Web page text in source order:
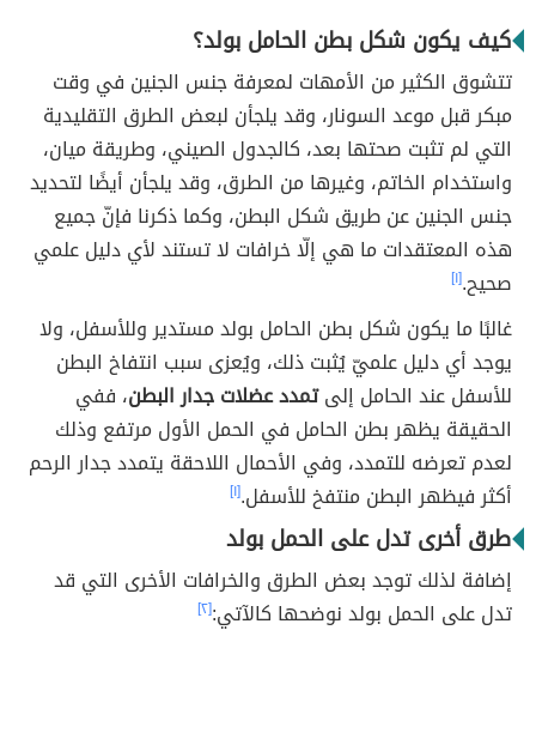
كيف يكون شكل بطن الحامل بولد؟
تتشوق الكثير من الأمهات لمعرفة جنس الجنين في وقت
مبكر قبل موعد السونار، وقد يلجأن لبعض الطرق التقليدية
التي لم تثبت صحتها بعد، كالجدول الصيني، وطريقة ميان،
واستخدام الخاتم، وغيرها من الطرق، وقد يلجأن أيضًا لتحديد
جنس الجنين عن طريق شكل البطن، وكما ذكرنا فإنّ جميع
هذه المعتقدات ما هي إلّا خرافات لا تستند لأي دليل علمي
صحيح.[١]
غالبًا ما يكون شكل بطن الحامل بولد مستدير وللأسفل، ولا
يوجد أي دليل علميّ يُثبت ذلك، ويُعزى سبب انتفاخ البطن
للأسفل عند الحامل إلىتمدد عضلات جدار البطن، ففي
الحقيقة يظهر بطن الحامل في الحمل الأول مرتفع وذلك
لعدم تعرضه للتمدد، وفي الأحمال اللاحقة يتمدد جدار الرحم
أكثر فيظهر البطن منتفخ للأسفل.[١]
طرق أخرى تدل على الحمل بولد
إضافة لذلك توجد بعض الطرق والخرافات الأخرى التي قد
تدل على الحمل بولد نوضحها كالآتي:[٢]